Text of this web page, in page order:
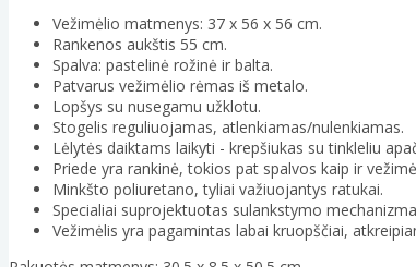
Vežimėlio matmenys: 37 x 56 x 56 cm.
Rankenos aukštis 55 cm.
Spalva: pastelinė rožinė ir balta.
Patvarus vežimėlio rėmas iš metalo.
Lopšys su nusegamu užklotu.
Stogelis reguliuojamas, atlenkiamas/nulenkiamas.
Lėlytės daiktams laikyti - krepšiukas su tinkleliu
Priede yra rankinė, tokios pat spalvos kaip ir
Minkšto poliuretano, tyliai važiuojantys ratukai.
Specialiai suprojektuotas sulankstymo
Vežimėlis yra pagamintas labai kruopščiai,